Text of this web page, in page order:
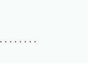
. . . . . . . .